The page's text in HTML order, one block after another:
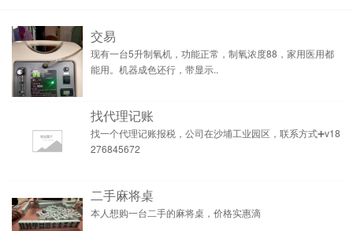
交易
现有一台5升制氧机，功能正常，制氧浓度88，家用医用都
能用。机器成色还行，带显示..
找代理记账
找一个代理记账报税，公司在沙埔工业园区，联系方式➕v18
276845672
二手麻将桌
本人想购一台二手的麻将桌，价格实惠滴